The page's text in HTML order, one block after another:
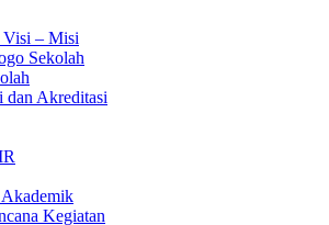
Visi – Misi
Sekolah
dan Akreditasi
Kegiatan